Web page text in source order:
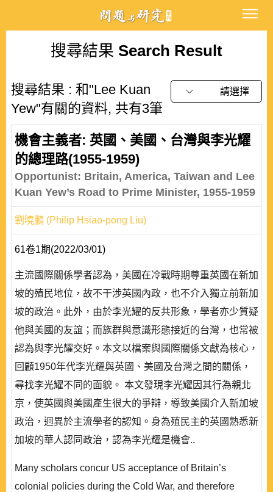
搜尋結果 Search Result
搜尋結果 : 和"Lee Kuan
Yew"有關的資料, 共有3筆
請選擇
機會主義者: 英國、美國、台灣與李光耀
的總理路(1955-1959)
Opportunist: Britain, America, Taiwan and Lee
Kuan Yew’s Road to Prime Minister, 1955-1959
劉曉鵬 (Philip Hsiao-pong Liu)
61卷1期(2022/03/01)
主流國際關係學者認為，美國在冷戰時期尊重英國在新加
坡的殖民地位，故不干涉英國內政，也不介入獨立前新加
坡的政治。此外，由於李光耀的反共形象，學者亦少質疑
他與美國的友誼；而族群與意識形態接近的台灣，也常被
認為與李光耀交好。本文以檔案與國際關係文獻為核心，
回顧1950年代李光耀與英國、美國及台灣之間的關係，
尋找李光耀不同的面貌。 本文發現李光耀因其行為親北
京，使英國與美國產生很大的爭辯，導致美國介入新加坡
政治，迥異於主流學者的認知。身為殖民主的英國熟悉新
加坡的華人認同政治，認為李光耀是機會..
Many scholars concur US acceptance of Britain’s
colonial policies during the Cold War, and therefore